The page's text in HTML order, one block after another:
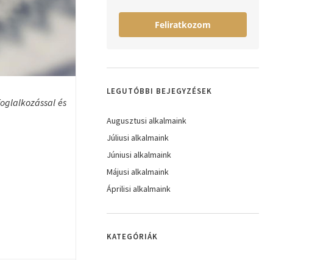
és
Feliratkozom
LEGUTÓBBI BEJEGYZÉSEK
Augusztusi alkalmaink
Júliusi alkalmaink
Júniusi alkalmaink
Májusi alkalmaink
Áprilisi alkalmaink
KATEGÓRIÁK